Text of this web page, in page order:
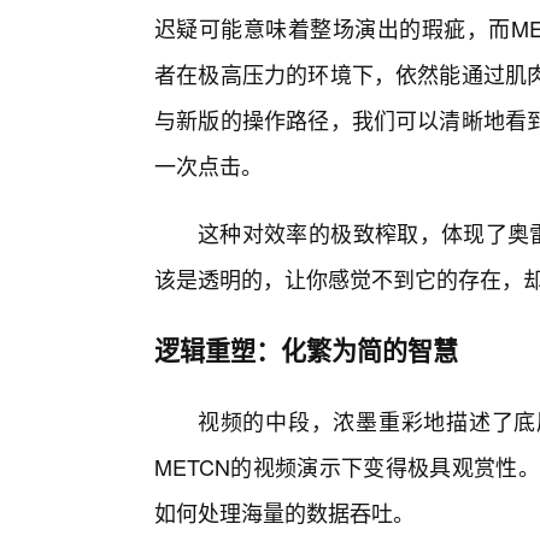
迟疑可能意味着整场演出的瑕疵，而
者在极高压力的环境下，依然能通过
与新版的操作路径，我们可以清晰地
一次点击。
这种对效率的极致榨取，体现了奥
该是透明的，让你感觉不到它的存在，
逻辑重塑：化繁为简的智慧
视频的中段，浓墨重彩地描述了
METCN的视频演示下变得极具观赏性
如何处理海量的数据吞吐。